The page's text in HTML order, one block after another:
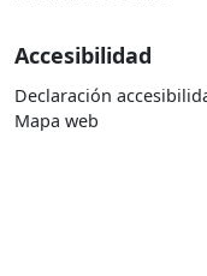
Accesibilidad
Declaración
Mapa web